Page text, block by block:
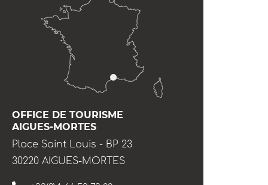
OFFICE DE TOURISME
AIGUES-MORTES
Place Saint Louis - BP 23
30220 AIGUES-MORTES